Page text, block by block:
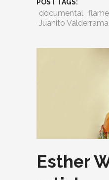
POST TAGS:
documental
Juanito Valderrama
Esther